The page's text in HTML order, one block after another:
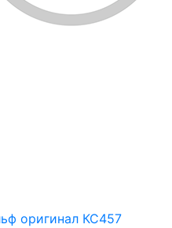
оригинал КС457